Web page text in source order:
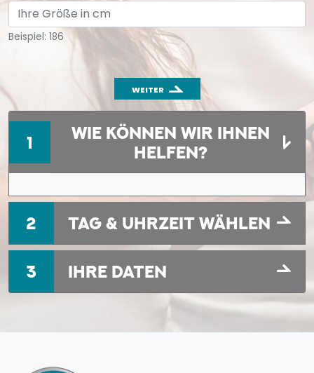
Beispiel: 186
WEITER
1
WIE KÖNNEN WIR IHNEN
HELFEN?
2 TAG & UHRZEIT WÄHLEN
3 IHRE DATEN